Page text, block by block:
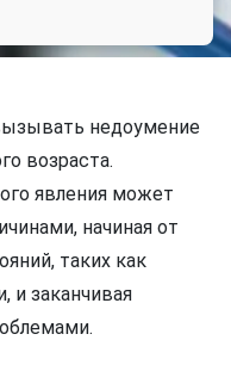
недоумение
возраста.
явления может
начиная от
таких как
и заканчивая